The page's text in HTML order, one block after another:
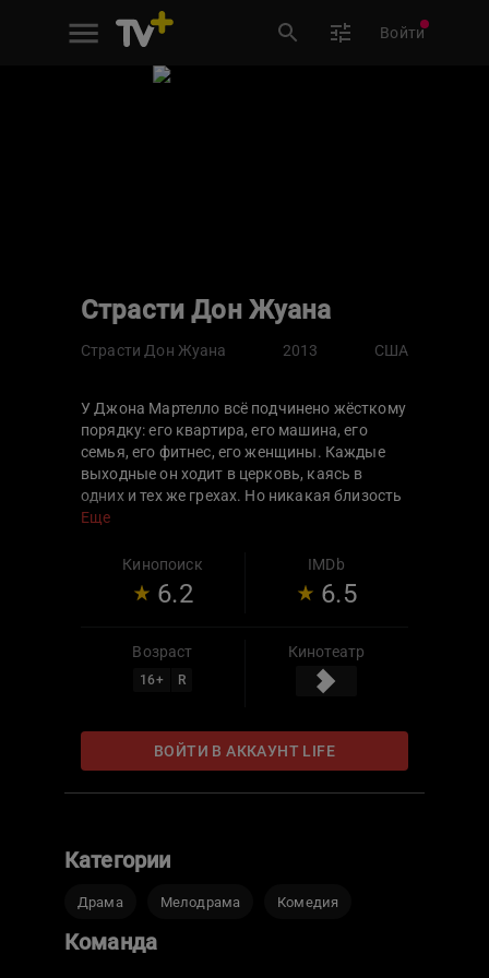
Войти
Страсти Дон Жуана
Страсти Дон Жуана 2013 США
У Джона Мартелло всё подчинено жёсткому
порядку: его квартира, его машина, его
семья, его фитнес, его женщины. Каждые
выходные он ходит в церковь, каясь в
одних и тех же грехах. Но никакая близость
не сравнима для него с блаженством,
компьютером, смотря порнографию.
Еще
Кинопоиск
6.2
IMDb
6.5
Возраст
16+ R
Кинотеатр
ВОЙТИ В АККАУНТ LIFE
Категории
Драма Мелодрама Комедия
Команда